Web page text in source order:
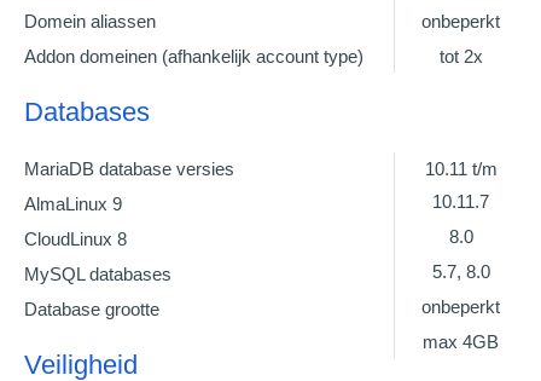
Domein aliassen
Addon domeinen (afhankelijk account type)
Databases
MariaDB database versies
AlmaLinux 9
CloudLinux 8
MySQL databases
Database grootte
Veiligheid
onbeperkt
tot 2x
10.11 t/m
10.11.7
8.0
5.7, 8.0
onbeperkt
max 4GB